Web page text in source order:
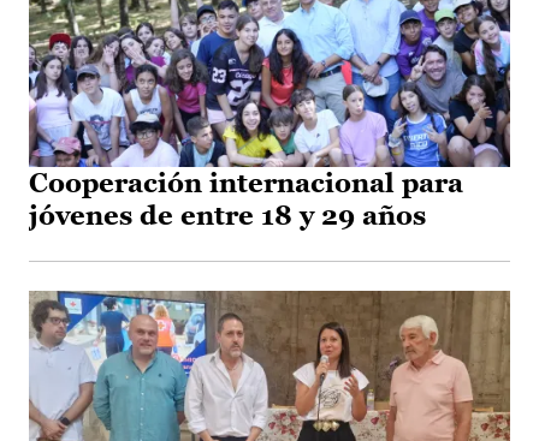
Cooperación internacional para
jóvenes de entre 18 y 29 años